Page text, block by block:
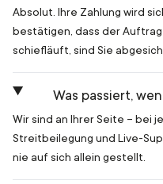
Absolut. Ihre Zahlung wird
bestätigen, dass der
schiefläuft, sind Sie
Was passiert,
Wir sind an Ihrer Seite – bei
Streitbeilegung und Live-
nie auf sich allein gestellt.